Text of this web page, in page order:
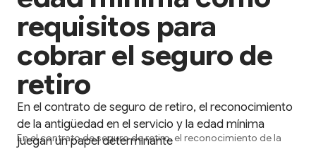
requisitos para
cobrar el seguro de
retiro
En el contrato de seguro de retiro, el reconocimiento
de la antigüedad en el servicio y la edad mínima
juegan un papel determinante
En el contrato de seguro de retiro, el reconocimiento de la